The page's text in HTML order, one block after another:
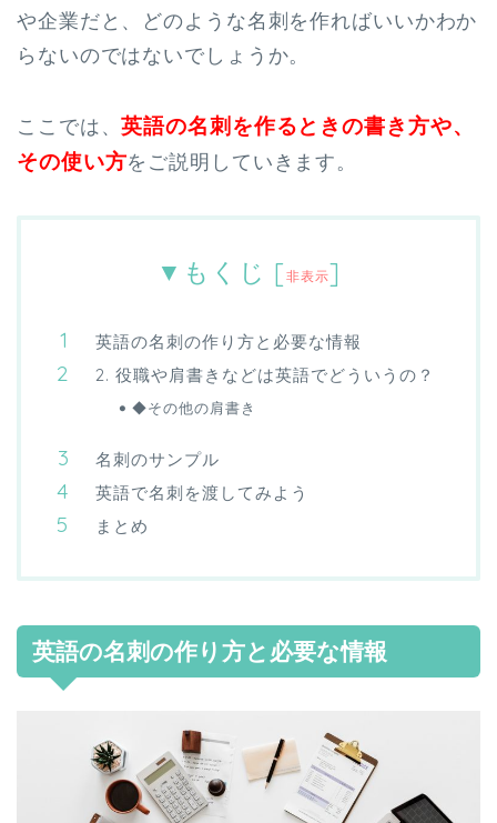
や企業だと、どのような名刺を作ればいいかわか
らないのではないでしょうか。
ここでは、英語の名刺を作るときの書き方や、
その使い方をご説明していきます。
▼もくじ [ 非表示]
英語の名刺の作り方と必要な情報
2. 役職や肩書きなどは英語でどういうの？
◆その他の肩書き
名刺のサンプル
英語で名刺を渡してみよう
まとめ
英語の名刺の作り方と必要な情報